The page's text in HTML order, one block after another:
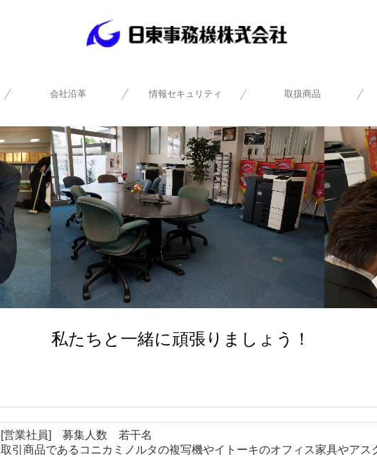
会社沿革 情報セキュリティ 取扱商品
私たちと一緒に頑張りましょう！
[営業社員] 募集人数 若干名
取引商品であるコニカミノルタの複写機やイトーキのオフィス家具やアス